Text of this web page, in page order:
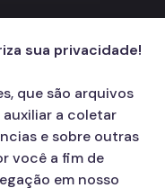
sua privacidade!
que são arquivos
a coletar
e sobre outras
você a fim de
em nosso